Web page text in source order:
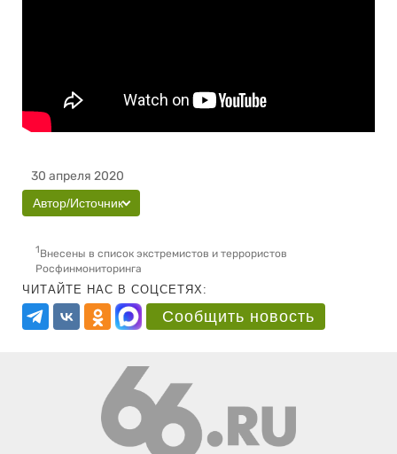
30 апреля 2020
Автор/Источник
1Внесены в список экстремистов и террористов
Росфинмониторинга
ЧИТАЙТЕ НАС В СОЦСЕТЯХ:
Сообщить новость